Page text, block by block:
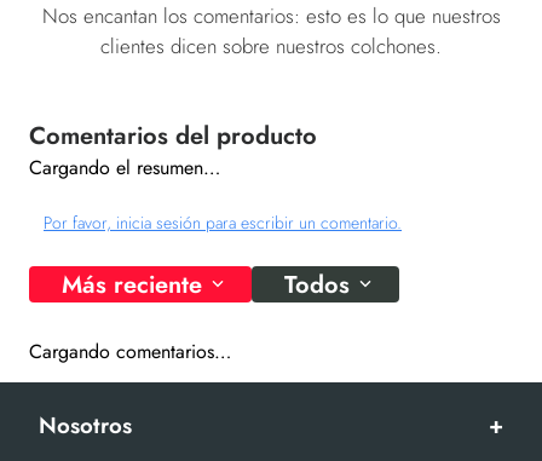
Nos encantan los comentarios: esto es lo que nuestros
clientes dicen sobre nuestros colchones.
Cargando el resumen…
Por favor, inicia sesión para escribir un comentario.
Más reciente Todos
Cargando comentarios…
Nosotros
+